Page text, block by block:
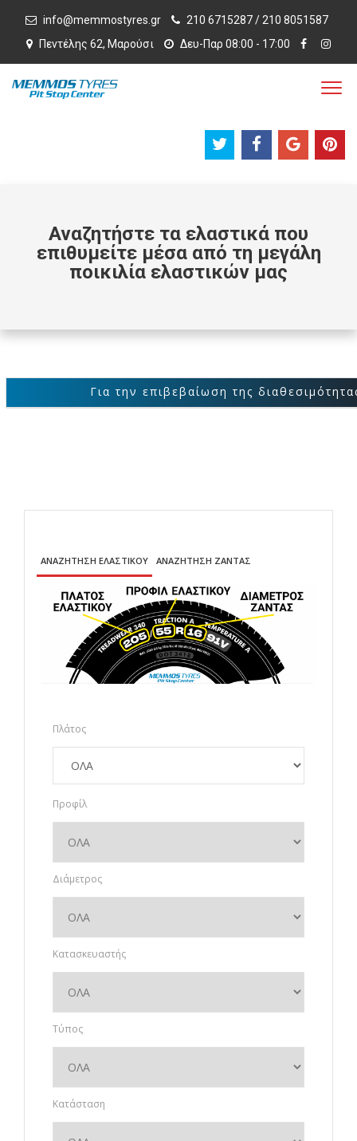
info@memmostyres.gr
210 6715287 / 210 8051587
Πεντέλης 62, Μαρούσι
Δευ-Παρ 08:00 - 17:00
Αναζητήστε τα ελαστικά που
επιθυμείτε μέσα από τη μεγάλη
ποικιλία ελαστικών μας
Για την επιβεβαίωση της διαθεσιμότητας
ΑΝΑΖΗΤΗΣΗ ΕΛΑΣΤΙΚΟΥ ΑΝΑΖΗΤΗΣΗ ΖΑΝΤΑΣ
Πλάτος
Προφίλ
Διάμετρος
Κατασκευαστής
Τύπος
Κατάσταση